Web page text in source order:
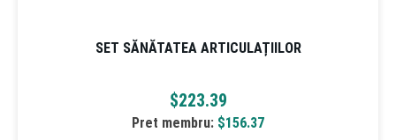
SET SĂNĂTATEA ARTICULAȚIILOR
$223.39
Pret membru: $156.37